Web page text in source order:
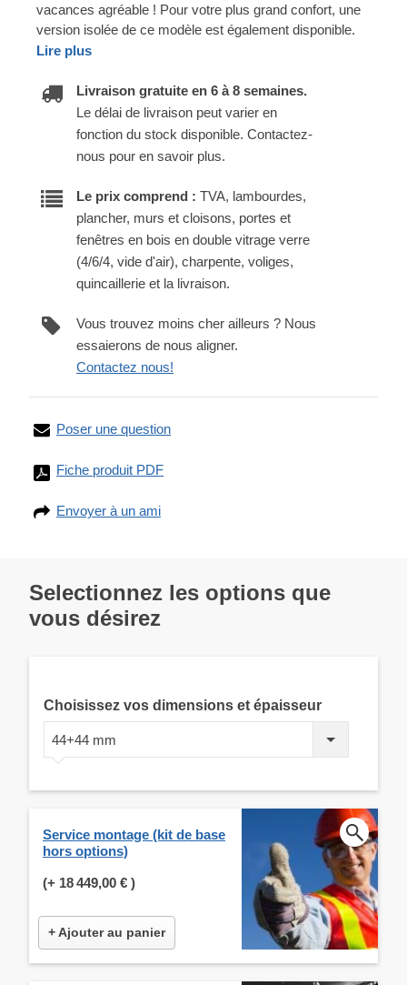
vacances agréable ! Pour votre plus grand confort, une
version isolée de ce modèle est également disponible.
Lire plus
Livraison gratuite en 6 à 8 semaines.
Le délai de livraison peut varier en
fonction du stock disponible. Contactez-
nous pour en savoir plus.
Le prix comprend : TVA, lambourdes,
plancher, murs et cloisons, portes et
fenêtres en bois en double vitrage verre
(4/6/4, vide d'air), charpente, voliges,
quincaillerie et la livraison.
Vous trouvez moins cher ailleurs ? Nous
essaierons de nous aligner.
Contactez nous!
Poser une question
Fiche produit PDF
Envoyer à un ami
Selectionnez les options que
vous désirez
Choisissez vos dimensions et épaisseur
44+44 mm
Service montage (kit de base
hors options)
(+ 18 449,00 € )
+ Ajouter au panier